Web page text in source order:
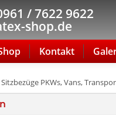
/ 7622 9622
shop.de
Kontakt
Sitzbezüge PKWs, Vans,